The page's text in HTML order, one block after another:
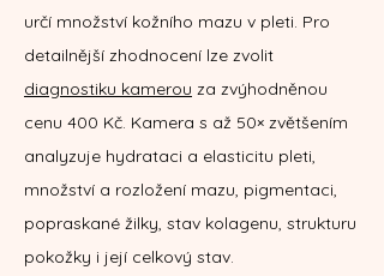
určí množství kožního mazu v pleti. Pro
detailnější zhodnocení lze zvolit
diagnostiku kamerou za zvýhodněnou
cenu 400 Kč. Kamera s až 50× zvětšením
analyzuje hydrataci a elasticitu pleti,
množství a rozložení mazu, pigmentaci,
popraskané žilky, stav kolagenu, strukturu
pokožky i její celkový stav.